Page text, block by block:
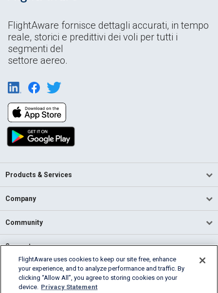
FlightAware fornisce dettagli accurati, in tempo
reale, storici e predittivi dei voli per tutti i
segmenti del
settore aereo.
Products & Services
Company
Community
Support
English (USA)
2026 FlightAware
FlightAware uses cookies to keep our site free, enhance
your experience, and to analyze performance and traffic. By
clicking “Allow All”, you agree to storing cookies on your
device. Privacy Statement